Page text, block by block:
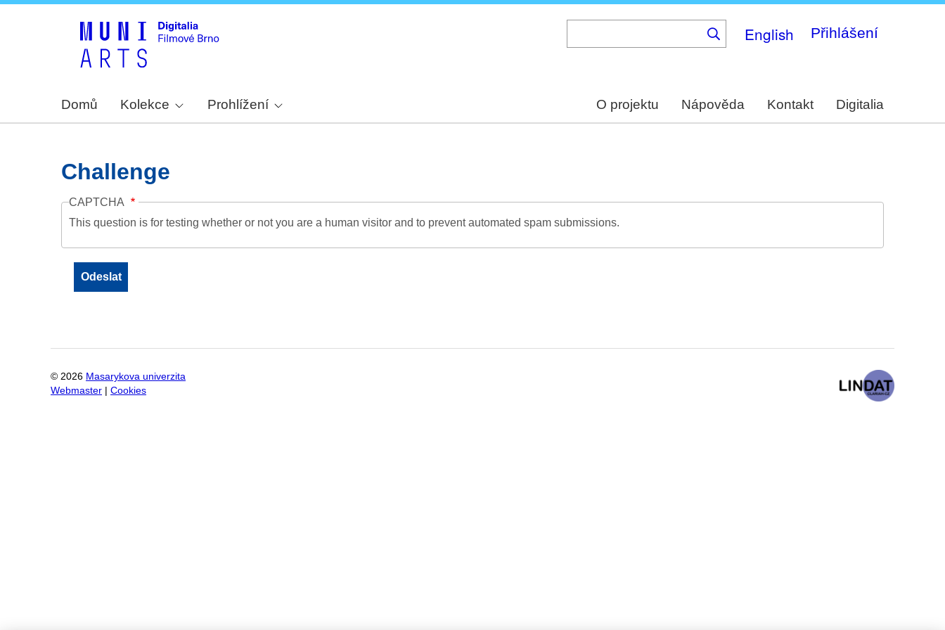
English Přihlášení
Domů Kolekce Prohlížení O projektu Nápověda Kontakt Digitalia
Challenge
CAPTCHA
This question is for testing whether or not you are a human visitor and to prevent automated spam submissions.
© 2026 Masarykova univerzita
Webmaster
Cookies